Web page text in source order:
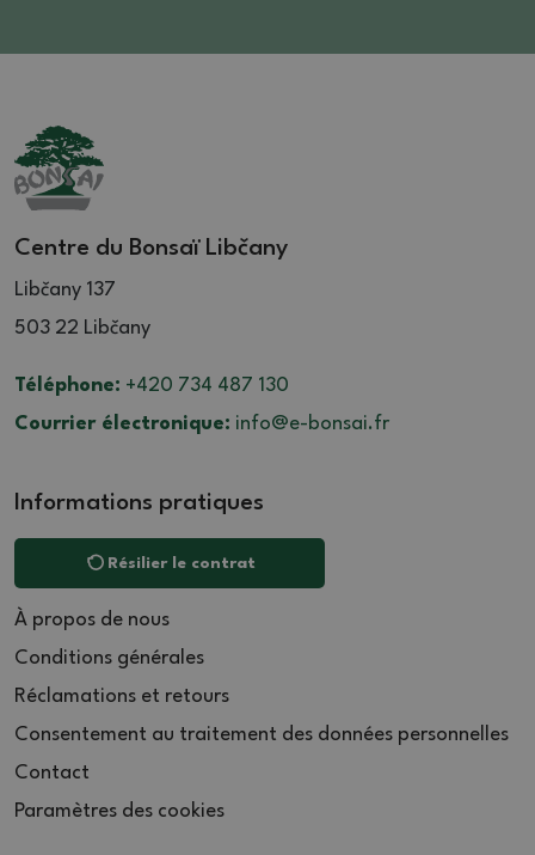
Centre du Bonsaï Libčany
Libčany 137
503 22 Libčany
Téléphone: +420 734 487 130
Courrier électronique: info@e-bonsai.fr
Informations pratiques
Résilier le contrat
À propos de nous
Conditions générales
Réclamations et retours
Consentement au traitement des données personnelles
Contact
Paramètres des cookies